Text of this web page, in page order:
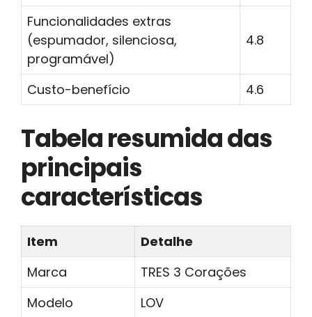
Funcionalidades extras
(espumador, silenciosa,
programável)
4.8
Custo-benefício 4.6
Tabela resumida das
principais
características
Item
Detalhe
Marca
TRES 3 Corações
Modelo
LOV